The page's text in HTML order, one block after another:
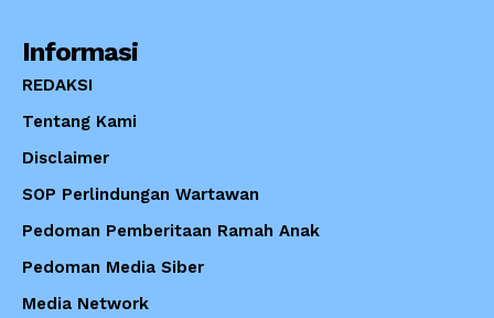
Informasi
REDAKSI
Tentang Kami
Disclaimer
SOP Perlindungan Wartawan
Pedoman Pemberitaan Ramah Anak
Pedoman Media Siber
Media Network